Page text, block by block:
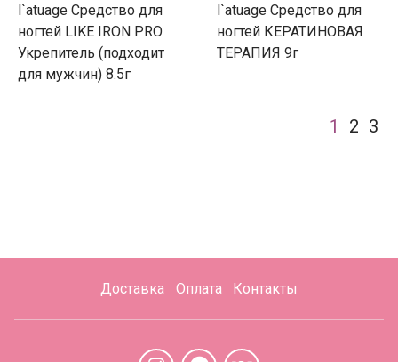
l`atuage Средство для
ногтей LIKE IRON PRO
Укрепитель (подходит
для мужчин) 8.5г
l`atuage Средство для
ногтей КЕРАТИНОВАЯ
ТЕРАПИЯ 9г
1 2 3
Доставка Оплата Контакты